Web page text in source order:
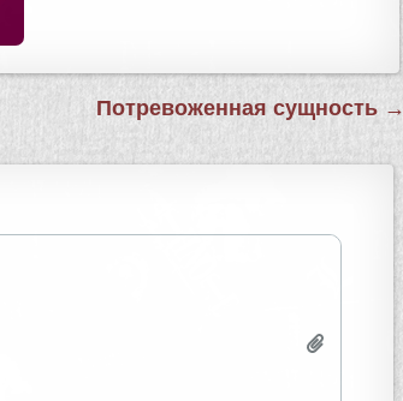
Потревоженная сущность →